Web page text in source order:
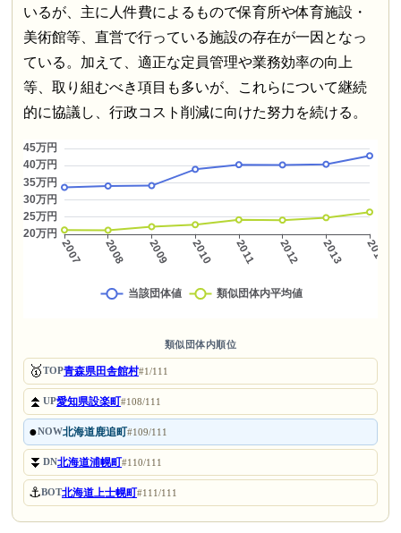
いるが、主に人件費によるもので保育所や体育施設・
美術館等、直営で行っている施設の存在が一因となっ
ている。加えて、適正な定員管理や業務効率の向上
等、取り組むべき項目も多いが、これらについて継続
的に協議し、行政コスト削減に向けた努力を続ける。
類似団体内順位
🥇TOP青森県田舎館村#1/111
⏫UP愛知県設楽町#108/111
●NOW北海道鹿追町#109/111
⏬DN北海道浦幌町#110/111
⚓BOT北海道上士幌町#111/111